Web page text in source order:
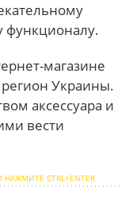
функционалу.
магазине
регион Украины.
аксессуара и
вести
CTRL+ENTER